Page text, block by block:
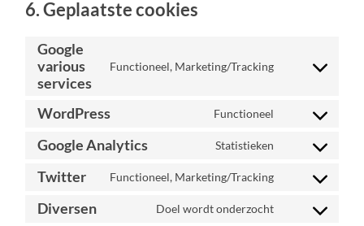
6. Geplaatste cookies
Google
various
services
Functioneel, Marketing/Tracking
Consent
google-
WordPress Functioneel
Consent
service
Google Analytics Statistieken
Consent
service
analytics
Twitter Functioneel, Marketing/Tracking
Consent
service
Diversen Doel wordt onderzocht
Consent